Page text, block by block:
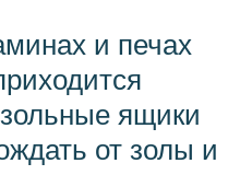
и печах
ящики
от золы и